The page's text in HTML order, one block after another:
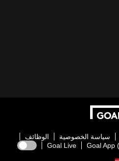
سياسة الخصوصية
الوظائف
Goal App
Goal Live